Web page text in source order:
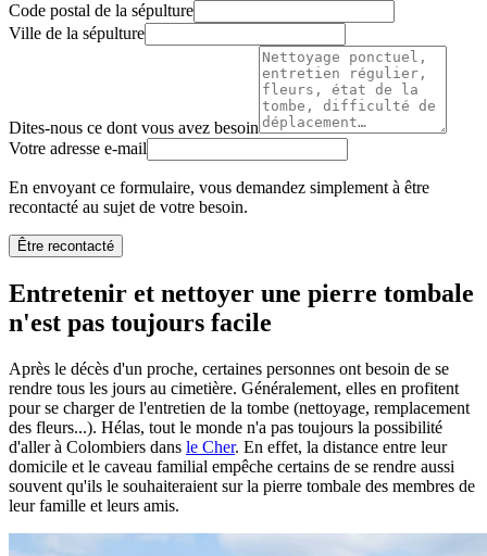
Code postal de la sépulture
Ville de la sépulture
Dites-nous ce dont vous avez besoin
Votre adresse e-mail
En envoyant ce formulaire, vous demandez simplement à être
recontacté au sujet de votre besoin.
Être recontacté
Entretenir et nettoyer une pierre tombale
n'est pas toujours facile
Après le décès d'un proche, certaines personnes ont besoin de se
rendre tous les jours au cimetière. Généralement, elles en profitent
pour se charger de l'entretien de la tombe (nettoyage, remplacement
des fleurs...). Hélas, tout le monde n'a pas toujours la possibilité
d'aller à Colombiers dans le Cher. En effet, la distance entre leur
domicile et le caveau familial empêche certains de se rendre aussi
souvent qu'ils le souhaiteraient sur la pierre tombale des membres de
leur famille et leurs amis.